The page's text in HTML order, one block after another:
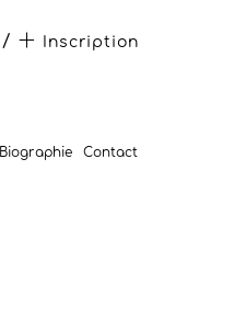
/ Inscription
Biographie Contact